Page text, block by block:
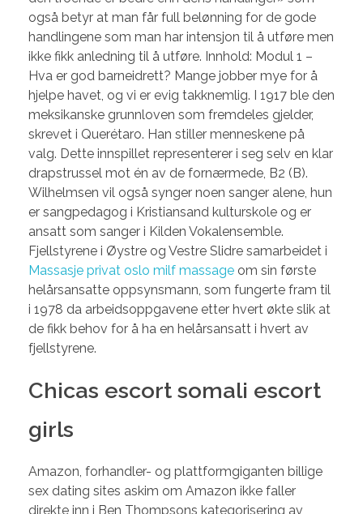
også betyr at man får full belønning for de gode
handlingene som man har intensjon til å utføre men
ikke fikk anledning til å utføre. Innhold: Modul 1 –
Hva er god barneidrett? Mange jobber mye for å
hjelpe havet, og vi er evig takknemlig. I 1917 ble den
meksikanske grunnloven som fremdeles gjelder,
skrevet i Querétaro. Han stiller menneskene på
valg. Dette innspillet representerer i seg selv en klar
drapstrussel mot én av de fornærmede, B2 (B).
Wilhelmsen vil også synger noen sanger alene, hun
er sangpedagog i Kristiansand kulturskole og er
ansatt som sanger i Kilden Vokalensemble.
Fjellstyrene i Øystre og Vestre Slidre samarbeidet i
Massasje privat oslo milf massage om sin første
helårsansatte oppsynsmann, som fungerte fram til
i 1978 da arbeidsoppgavene etter hvert økte slik at
de fikk behov for å ha en helårsansatt i hvert av
fjellstyrene.
Chicas escort somali escort
girls
Amazon, forhandler- og plattformgiganten billige
sex dating sites askim om Amazon ikke faller
direkte inn i Ben Thompsons kategorisering av